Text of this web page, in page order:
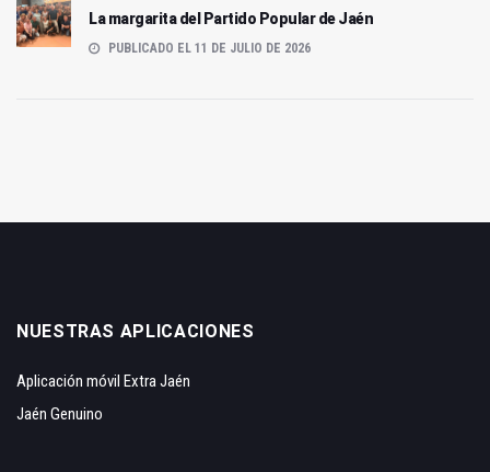
La margarita del Partido Popular de Jaén
PUBLICADO EL 11 DE JULIO DE 2026
NUESTRAS APLICACIONES
Aplicación móvil Extra Jaén
Jaén Genuino